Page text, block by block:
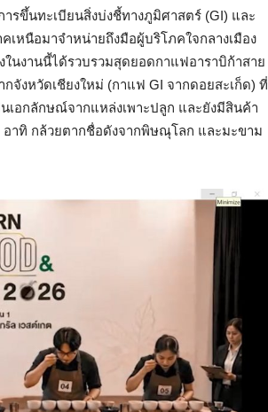
รขึ้นทะเบียนสิ่งบ่งชี้ทางภูมิศาสตร์ (GI) และ
หนือมาจำหน่ายถึงมือผู้บริโภคใจกลางเมือง
ในงานนี้ได้รวบรวมสุดยอดกาแฟอาราบิก้าสาย
กจังหวัดเชียงใหม่ (กาแฟ GI จากดอยสะเก็ด) ที่
เอกลักษณ์จากแหล่งเพาะปลูก และยังมีสินค้า
าทิ กล้วยตากชื่อดังจากพิษณุโลก และมะขาม